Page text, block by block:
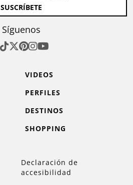
SUSCRÍBETE
Síguenos
VIDEOS
PERFILES
DESTINOS
SHOPPING
Declaración de
accesibilidad